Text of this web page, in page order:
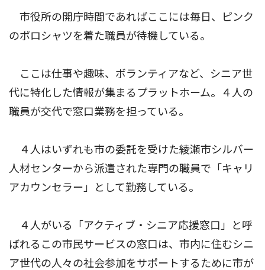
市役所の開庁時間であればここには毎日、ピンク
のポロシャツを着た職員が待機している。
ここは仕事や趣味、ボランティアなど、シニア世
代に特化した情報が集まるプラットホーム。４人の
職員が交代で窓口業務を担っている。
４人はいずれも市の委託を受けた綾瀬市シルバー
人材センターから派遣された専門の職員で「キャリ
アカウンセラー」として勤務している。
４人がいる「アクティブ・シニア応援窓口」と呼
ばれるこの市民サービスの窓口は、市内に住むシニ
ア世代の人々の社会参加をサポートするために市が